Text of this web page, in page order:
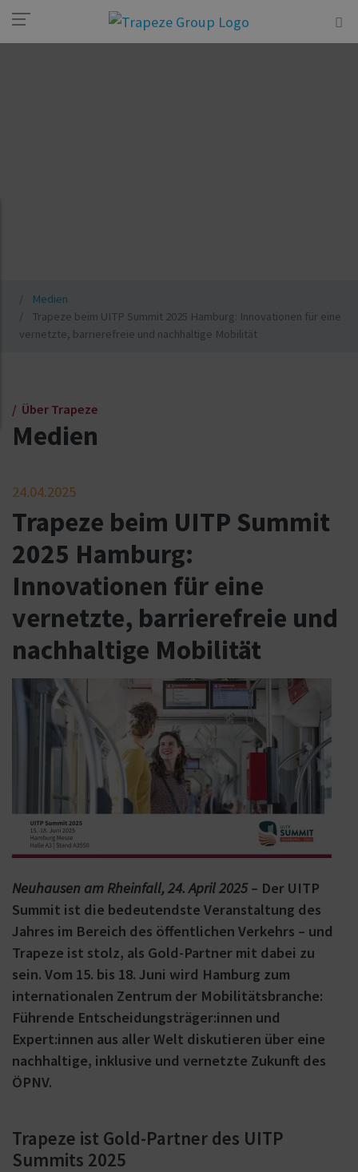
Medien
Trapeze beim UITP Summit 2025 Hamburg: Innovationen für eine
vernetzte, barrierefreie und nachhaltige Mobilität
Über Trapeze
Medien
24.04.2025
Trapeze beim UITP Summit
2025 Hamburg:
Innovationen für eine
vernetzte, barrierefreie und
nachhaltige Mobilität
Neuhausen am Rheinfall, 24. April 2025 – Der UITP
Summit ist die bedeutendste Veranstaltung des
Jahres im Bereich des öffentlichen Verkehrs – und
Trapeze ist stolz, als Gold-Partner mit dabei zu
sein. Vom 15. bis 18. Juni wird Hamburg zum
internationalen Zentrum der Mobilitätsbranche:
Führende Entscheidungsträger:innen und
Expert:innen aus aller Welt diskutieren über eine
nachhaltige, inklusive und vernetzte Zukunft des
ÖPNV.
Trapeze ist Gold-Partner des UITP
Summits 2025